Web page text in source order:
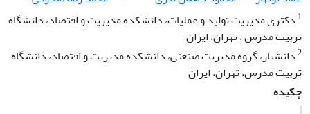
1 دکتری مدیریت تولید و عملیات، دانشکده مدیریت و اقتصاد، دانشگاه
تربیت مدرس ، تهران، ایران
2دانشیار، گروه مدیریت صنعتی، دانشکده مدیریت و اقتصاد، دانشگاه
تربیت مدرس، تهران، ایران
چکیده